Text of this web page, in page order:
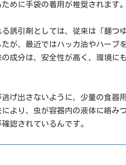
めに手袋の着用が推奨されます。
誘引剤としては、従来は「麺つ
が、最近ではハッカ油やハーブ
成分は、安全性が高く、環境に
げ出さないように、少量の食器
より、虫が容器内の液体に絡み
認されているんです。